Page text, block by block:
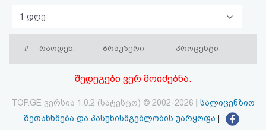
პაროლის
1 დღე
# რაოდენ. ბრაუზერი პროცენტი
შედეგები ვერ მოიძებნა.
TOP.GE ვერსია 1.0.2 (სატესტო) © 2002-2026
სალიცენზიო
შეთანხმება და პასუხისმგებლობის უარყოფა